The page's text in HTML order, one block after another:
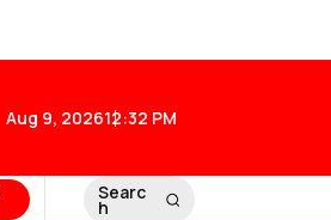
Aug 9, 202612:32 PM
Searc
h